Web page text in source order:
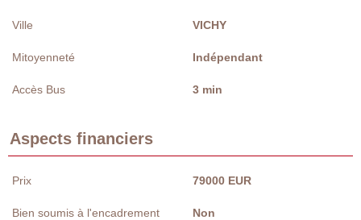
Ville VICHY
Mitoyenneté Indépendant
Accès Bus 3 min
Aspects financiers
Prix 79000 EUR
Bien soumis à l'encadrement
Non